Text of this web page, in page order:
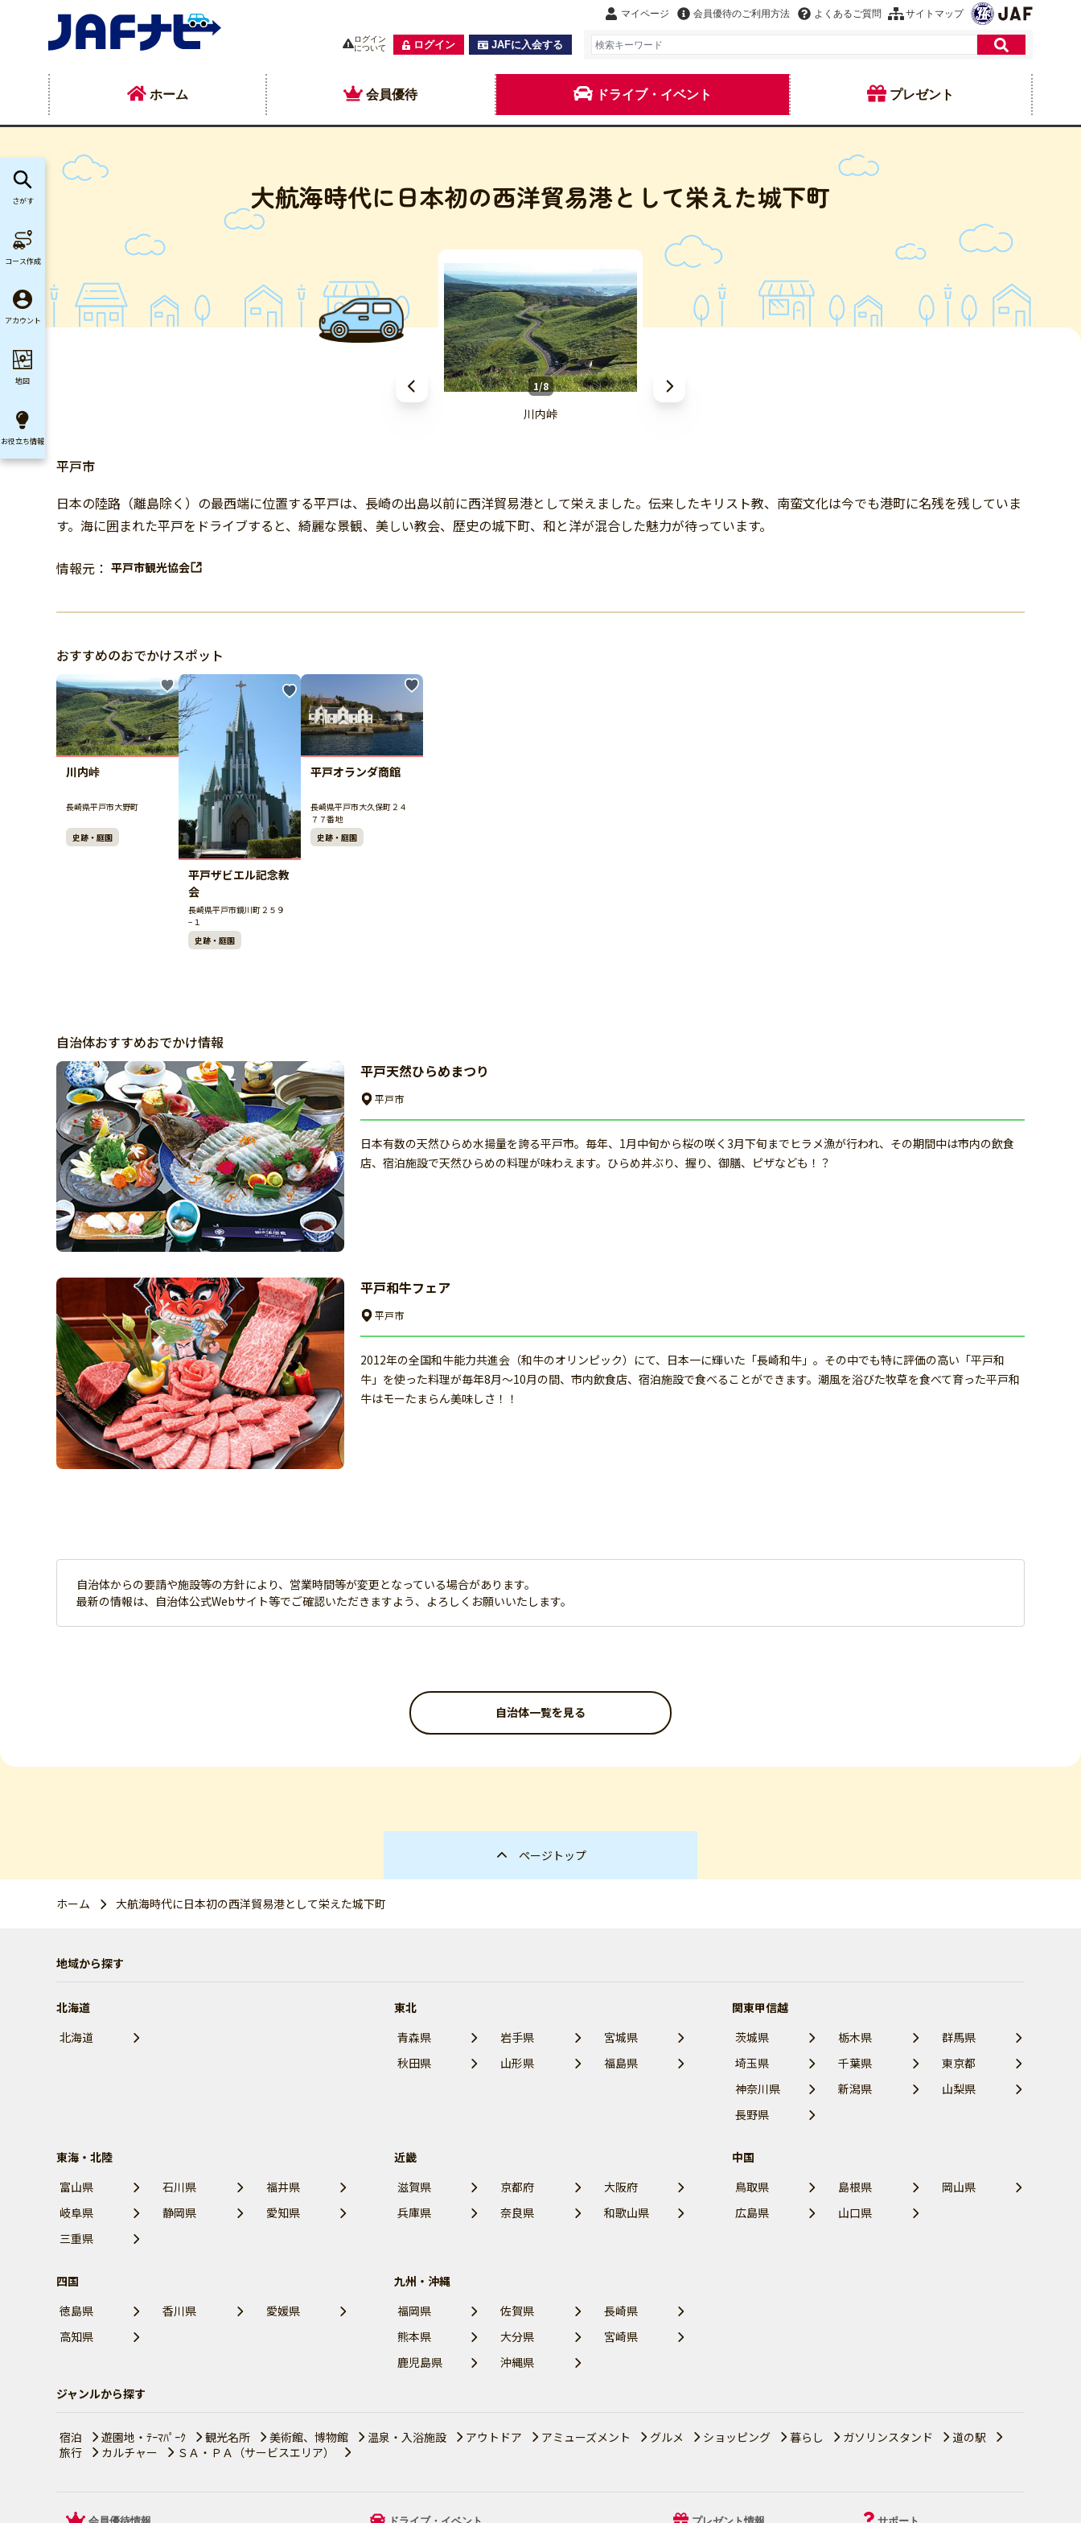
マイページ 会員優待のご利用方法 よくあるご質問 サイトマップ
ログイン
について
ログイン JAFに入会する
ホーム 会員優待 ドライブ・イベント プレゼント
大航海時代に日本初の西洋貿易港として栄えた城下町
1/8
川内峠
平戸市
日本の陸路（離島除く）の最西端に位置する平戸は、長崎の出島以前に西洋貿易港として栄えました。伝来したキリスト教、南蛮文化は今でも港町に名残を残していま
す。海に囲まれた平戸をドライブすると、綺麗な景観、美しい教会、歴史の城下町、和と洋が混合した魅力が待っています。
情報元： 平戸市観光協会
おすすめのおでかけスポット
川内峠
長崎県平戸市大野町
史跡・庭園
平戸ザビエル記念教
会
長崎県平戸市鏡川町２５９
−１
史跡・庭園
平戸オランダ商館
長崎県平戸市大久保町２４
７７番地
史跡・庭園
自治体おすすめおでかけ情報
平戸天然ひらめまつり
平戸市
日本有数の天然ひらめ水揚量を誇る平戸市。毎年、1月中旬から桜の咲く3月下旬までヒラメ漁が行われ、その期間中は市内の飲食
店、宿泊施設で天然ひらめの料理が味わえます。ひらめ丼ぶり、握り、御膳、ピザなども！？
平戸和牛フェア
平戸市
2012年の全国和牛能力共進会（和牛のオリンピック）にて、日本一に輝いた「長崎和牛」。その中でも特に評価の高い「平戸和
牛」を使った料理が毎年8月〜10月の間、市内飲食店、宿泊施設で食べることができます。潮風を浴びた牧草を食べて育った平戸和
牛はモーたまらん美味しさ！！
自治体からの要請や施設等の方針により、営業時間等が変更となっている場合があります。
最新の情報は、自治体公式Webサイト等でご確認いただきますよう、よろしくお願いいたします。
自治体一覧を見る
ページトップ
ホーム 大航海時代に日本初の西洋貿易港として栄えた城下町
地域から探す
北海道
北海道
東北
青森県
岩手県
宮城県
秋田県
山形県 福島県
関東甲信越
茨城県
栃木県
群馬県
埼玉県
千葉県
東京都
神奈川県
新潟県
山梨県
長野県
東海・北陸
富山県
石川県
福井県
岐阜県
静岡県
愛知県
三重県
近畿
滋賀県
京都府
大阪府
兵庫県
奈良県 和歌山県
中国
鳥取県
島根県
岡山県
広島県
山口県
四国
徳島県
香川県
愛媛県
高知県
九州・沖縄
福岡県
佐賀県
長崎県
熊本県
大分県
宮崎県
鹿児島県
沖縄県
ジャンルから探す
宿泊 遊園地・ﾃｰﾏﾊﾟｰｸ 観光名所 美術館、博物館 温泉・入浴施設 アウトドア アミューズメント グルメ ショッピング 暮らし ガソリンスタンド
道の駅
旅行
カルチャー ＳＡ・ＰＡ（サービスエリア）
さがす
コース作成
アカウント
地図
お役立ち情報